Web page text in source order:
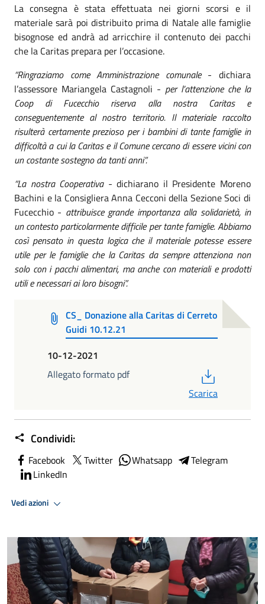
La consegna è stata effettuata nei giorni scorsi e il
materiale sarà poi distribuito prima di Natale alle famiglie
bisognose ed andrà ad arricchire il contenuto dei pacchi
che la Caritas prepara per l’occasione.
“Ringraziamo come Amministrazione comunale- dichiara
l’assessore Mariangela Castagnoli - per l’attenzione che la
Coop di Fucecchio riserva alla nostra Caritas e
conseguentemente al nostro territorio. Il materiale raccolto
risulterà certamente prezioso per i bambini di tante famiglie in
difficoltà a cui la Caritas e il Comune cercano di essere vicini con
un costante sostegno da tanti anni”.
“La nostra Cooperativa- dichiarano il Presidente Moreno
Bachini e la Consigliera Anna Cecconi della Sezione Soci di
Fucecchio - attribuisce grande importanza alla solidarietà, in
un contesto particolarmente difficile per tante famiglie. Abbiamo
così pensato in questa logica che il materiale potesse essere
utile per le famiglie che la Caritas da sempre attenziona non
solo con i pacchi alimentari, ma anche con materiali e prodotti
utili e necessari ai loro bisogni”.
CS_ Donazione alla Caritas di Cerreto
Guidi 10.12.21
10-12-2021
Allegato formato pdf
Scarica
Condividi:
Facebook Twitter Whatsapp
Telegram
LinkedIn
Vedi azioni